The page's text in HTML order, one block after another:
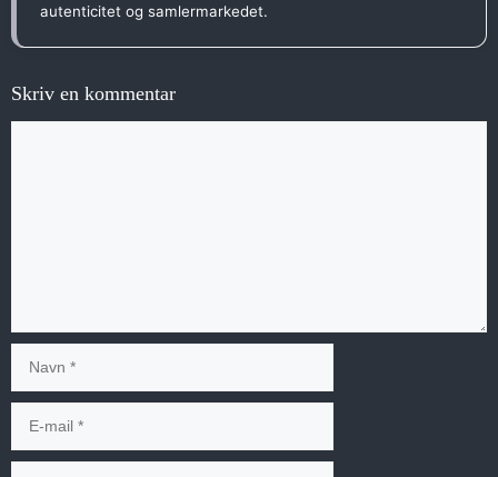
autenticitet og samlermarkedet.
Skriv en kommentar
mail